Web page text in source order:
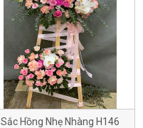
Sắc Hồng Nhẹ Nhàng H146